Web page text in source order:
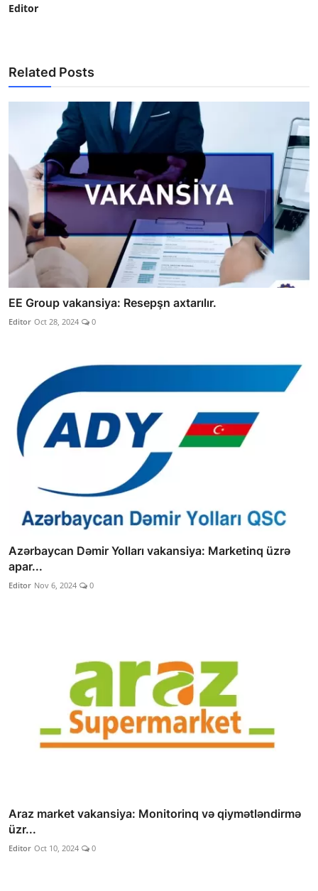
Editor
Related Posts
EE Group vakansiya: Resepşn axtarılır.
Editor Oct 28, 2024 0
Azərbaycan Dəmir Yolları vakansiya: Marketinq üzrə
apar...
Editor Nov 6, 2024 0
Araz market vakansiya: Monitorinq və qiymətləndirmə
üzr...
Editor Oct 10, 2024 0